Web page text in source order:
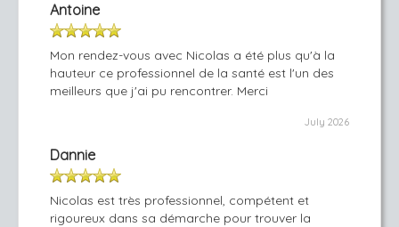
Antoine
Mon rendez-vous avec Nicolas a été plus qu'à la
hauteur ce professionnel de la santé est l'un des
meilleurs que j'ai pu rencontrer. Merci
July 2026
Dannie
Nicolas est très professionnel, compétent et
rigoureux dans sa démarche pour trouver la